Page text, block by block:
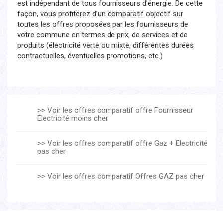
est indépendant de tous fournisseurs d’énergie. De cette
façon, vous profiterez d’un comparatif objectif sur
toutes les offres proposées par les fournisseurs de
votre commune en termes de prix, de services et de
produits (électricité verte ou mixte, différentes durées
contractuelles, éventuelles promotions, etc.)
>> Voir les offres comparatif offre Fournisseur
Electricité moins cher
>> Voir les offres comparatif offre Gaz + Electricité
pas cher
>> Voir les offres comparatif Offres GAZ pas cher